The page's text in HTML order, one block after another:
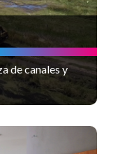
de canales y